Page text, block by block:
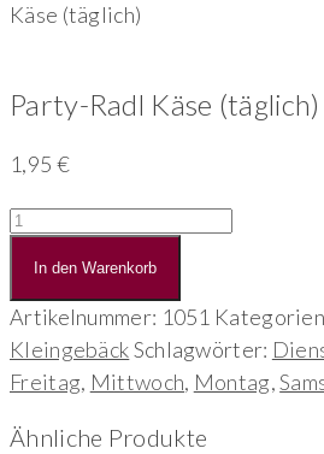
Käse (täglich)
Party-Radl Käse (täglich)
1,95 €
Party-
Käse
(täglich)
Menge
In den Warenkorb
Artikelnummer: 1051
KleingebäckSchlagwörter:
Freitag, Mittwoch, Montag,
Ähnliche Produkte